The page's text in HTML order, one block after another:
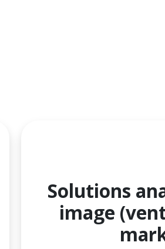
Solutions
image